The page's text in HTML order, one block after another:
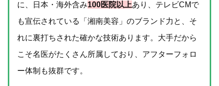
に、日本・海外含み100医院以上あり、テレビCMで
も宣伝されている「湘南美容」のブランド力と、そ
れに裏打ちされた確かな技術あります。大手だから
こそ名医がたくさん所属しており、アフターフォロ
ー体制も抜群です。